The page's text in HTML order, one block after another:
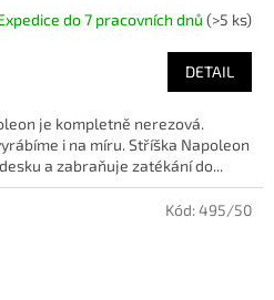
do 7 pracovních dnů (>5 ks)
DETAIL
je kompletně nerezová.
i na míru. Stříška Napoleon
a zabraňuje zatékání do...
Kód:495/50